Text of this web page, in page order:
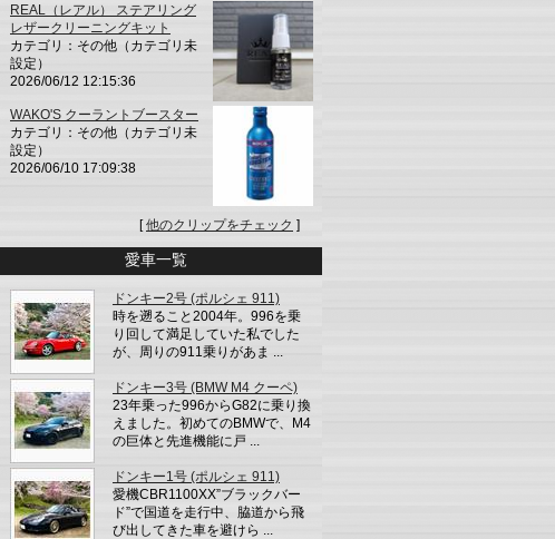
REAL（レアル） ステアリング
レザークリーニングキット
カテゴリ：その他（カテゴリ未
設定）
2026/06/12 12:15:36
WAKO'S クーラントブースター
カテゴリ：その他（カテゴリ未
設定）
2026/06/10 17:09:38
[他のクリップをチェック ]
愛車一覧
ドンキー2号 (ポルシェ 911)
時を遡ること2004年。996を乗
り回して満足していた私でした
が、周りの911乗りがあま ...
ドンキー3号 (BMW M4 クーペ)
23年乗った996からG82に乗り換
えました。初めてのBMWで、M4
の巨体と先進機能に戸 ...
ドンキー1号 (ポルシェ 911)
愛機CBR1100XX”ブラックバー
ド”で国道を走行中、脇道から飛
び出してきた車を避けら ...